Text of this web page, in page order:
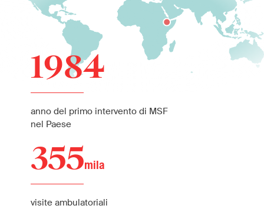
1984
anno del primo intervento di MSF
nel Paese
355mila
visite ambulatoriali